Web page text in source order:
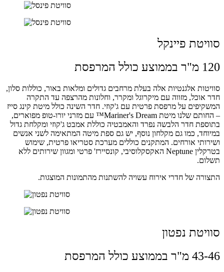
סוויטת פיינקל
120 מ"ר בממוצע כולל המרפסת
סוויטות אלגנטיות אלה בעלת מרחבים גדולים ומלאות באור, כוללות סלון,
חדר אוכל, מזווה עם מיקרוגל ומקרר, וחלונות מהרצפה עד התקרה
המשקיפים על מרפסת פרטית עם ג'קוזי. חדר השינה כולל מיטת קינג סייז
– החותם שלנו מיטת Mariner's Dream™ עם מזרני יורו-טופ מפוארים,
בתוספת חדר הלבשה נפרד והאמבטיה כוללת אמבט ג'קוזי ומקלחת גדול
במיוחד, כמו גם מקלחון נוסף, יש גם ספת מיטה המתאימה לשני אנשים
ושירותי אורחים. המתקנים כוללים מערכת סטריאו פרטית, שימוש
בטרקלין Neptune האקסקלוסיבי, קונסיירז' פרטי ומגוון שירותים ללא
תשלום.
התצורה של חדרי אירוח עשויה להשתנות מהתמונות המוצגות.
סוויטת נפטון
43-46 מ"ר בממוצע כולל המרפסת